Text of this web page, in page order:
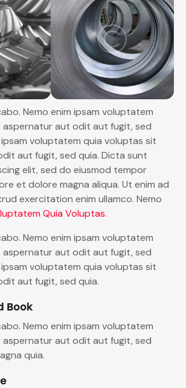
Nemo enim ipsam voluptatem
aspernatur aut odit aut fugit, sed
ipsam voluptatem quia voluptas sit
aut fugit, sed quia. Dicta sunt
elit, sed do eiusmod tempor
et dolore magna aliqua. Ut enim ad
exercitation enim ullamco. Nemo
Quia Voluptas.
Nemo enim ipsam voluptatem
aspernatur aut odit aut fugit, sed
ipsam voluptatem quia voluptas sit
aut fugit, sed quia.
Book
Nemo enim ipsam voluptatem
aspernatur aut odit aut fugit, sed
quia.